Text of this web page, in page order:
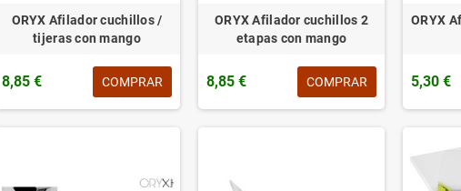
ORYX Afilador cuchillos /
tijeras con mango
8,85 € COMPRAR
ORYX Afilador cuchillos 2
etapas con mango
8,85 € COMPRAR
ORYX
5,30 €